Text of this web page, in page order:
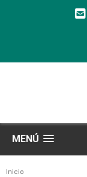
MENÚ
Inicio